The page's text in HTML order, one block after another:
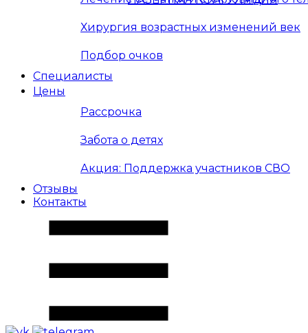
Хирургия возрастных изменений век
Подбор очков
Специалисты
Цены
Рассрочка
Забота о детях
Акция: Поддержка участников СВО
Отзывы
Контакты